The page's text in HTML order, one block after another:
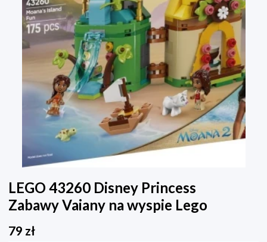
LEGO 43260 Disney Princess
Zabawy Vaiany na wyspie Lego
79 zł